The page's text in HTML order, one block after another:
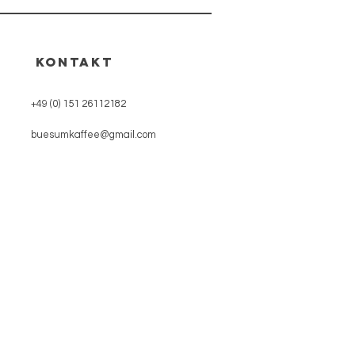
KONTAKT
+49 (0) 151 26112182
buesumkaffee@gmail.com